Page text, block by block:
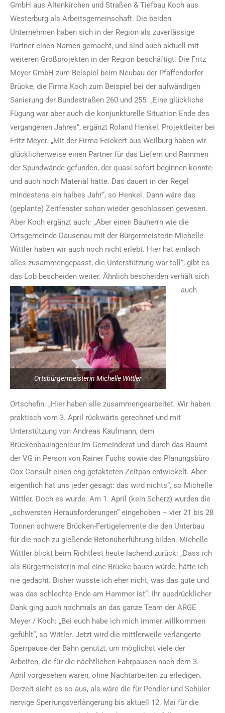
GmbH aus Altenkirchen und Straßen & Tiefbau Koch aus
Westerburg als Arbeitsgemeinschaft. Die beiden
Unternehmen haben sich in der Region als zuverlässige
Partner einen Namen gemacht, und sind auch aktuell mit
weiteren Großprojekten in der Region beschäftigt. Die Fritz
Meyer GmbH zum Beispiel beim Neubau der Pfaffendorfer
Brücke, die Firma Koch zum Beispiel bei der aufwändigen
Sanierung der Bundestraßen 260 und 255. „Eine glückliche
Fügung war aber auch die konjunkturelle Situation Ende des
vergangenen Jahres“, ergänzt Roland Henkel, Projektleiter bei
Fritz Meyer. „Mit der Firma Feickert aus Weilburg haben wir
glücklicherweise einen Partner für das Liefern und Rammen
der Spundwände gefunden, der quasi sofort beginnen konnte
und auch noch Material hatte. Das dauert in der Regel
mindestens ein halbes Jahr“, so Henkel. Dann wäre das
(geplante) Zeitfenster schon wieder geschlossen gewesen.
Aber Koch ergänzt auch: „Aber einen Bauherrn wie die
Ortsgemeinde Dausenau mit der Bürgermeisterin Michelle
Wittler haben wir auch noch nicht erlebt. Hier hat einfach
alles zusammengepasst, die Unterstützung war toll“, gibt es
das Lob bescheiden weiter.
Ortsbürgermeisterin Michelle Wittler
Ähnlich bescheiden verhält sich
auch
Ortschefin: „Hier haben alle zusammengearbeitet. Wir haben
praktisch vom 3. April rückwärts gerechnet und mit
Unterstützung von Andreas Kaufmann, dem
Brückenbauingenieur im Gemeinderat und durch das Baumt
der VG in Person von Rainer Fuchs sowie das Planungsbüro
Cox Consult einen eng getakteten Zeitpan entwickelt. Aber
eigentlich hat uns jeder gesagt: das wird nichts“, so Michelle
Wittler. Doch es wurde. Am 1. April (kein Scherz) wurden die
„schwersten Herausforderungen“ eingehoben – vier 21 bis 28
Tonnen schwere Brücken-Fertigelemente die den Unterbau
für die noch zu gießende Betonüberführung bilden. Michelle
Wittler blickt beim Richtfest heute lachend zurück: „Dass ich
als Bürgermeisterin mal eine Brücke bauen würde, hätte ich
nie gedacht. Bisher wusste ich eher nicht, was das gute und
was das schlechte Ende am Hammer ist“. Ihr ausdrücklicher
Dank ging auch nochmals an das ganze Team der ARGE
Meyer / Koch: „Bei euch habe ich mich immer willkommen
gefühlt“, so Wittler. Jetzt wird die mittlerweile verlängerte
Sperrpause der Bahn genutzt, um möglichst viele der
Arbeiten, die für die nächtlichen Fahrpausen nach dem 3.
April vorgesehen waren, ohne Nachtarbeiten zu erledigen.
Derzeit sieht es so aus, als wäre die für Pendler und Schüler
nervige Sperrungsverlängerung bis aktuell 12. Mai für die